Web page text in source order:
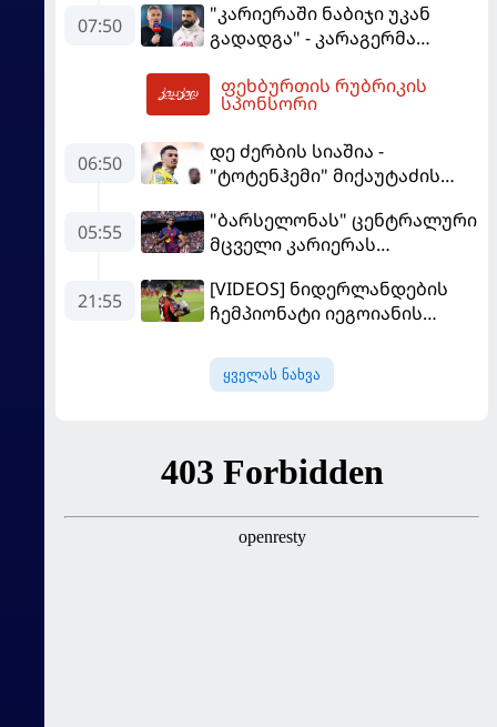
07:50
"კარიერაში ნაბიჯი უკან
გადადგა" - კარაგერმა
ფეხბურთის რუბრიკის
სპონსორი
06:50
დე ძერბის სიაშია -
"ტოტენჰემი" მიქაუტაძის
05:55
"ბარსელონას" ცენტრალური
მცველი კარიერას
გააგრძელებს
21:55
[VIDEOS] ნიდერლანდების
ჩემპიონატი იეგოიანის
MVP გახდა
ყველას ნახვა